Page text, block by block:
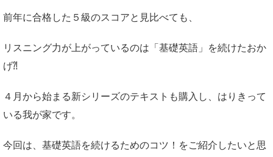
前年に合格した５級のスコアと見比べても、
リスニング力が上がっているのは「基礎英語」を続けたおか
げ⁈
４月から始まる新シリーズのテキストも購入し、はりきって
いる我が家です。
今回は、基礎英語を続けるためのコツ！をご紹介したいと思